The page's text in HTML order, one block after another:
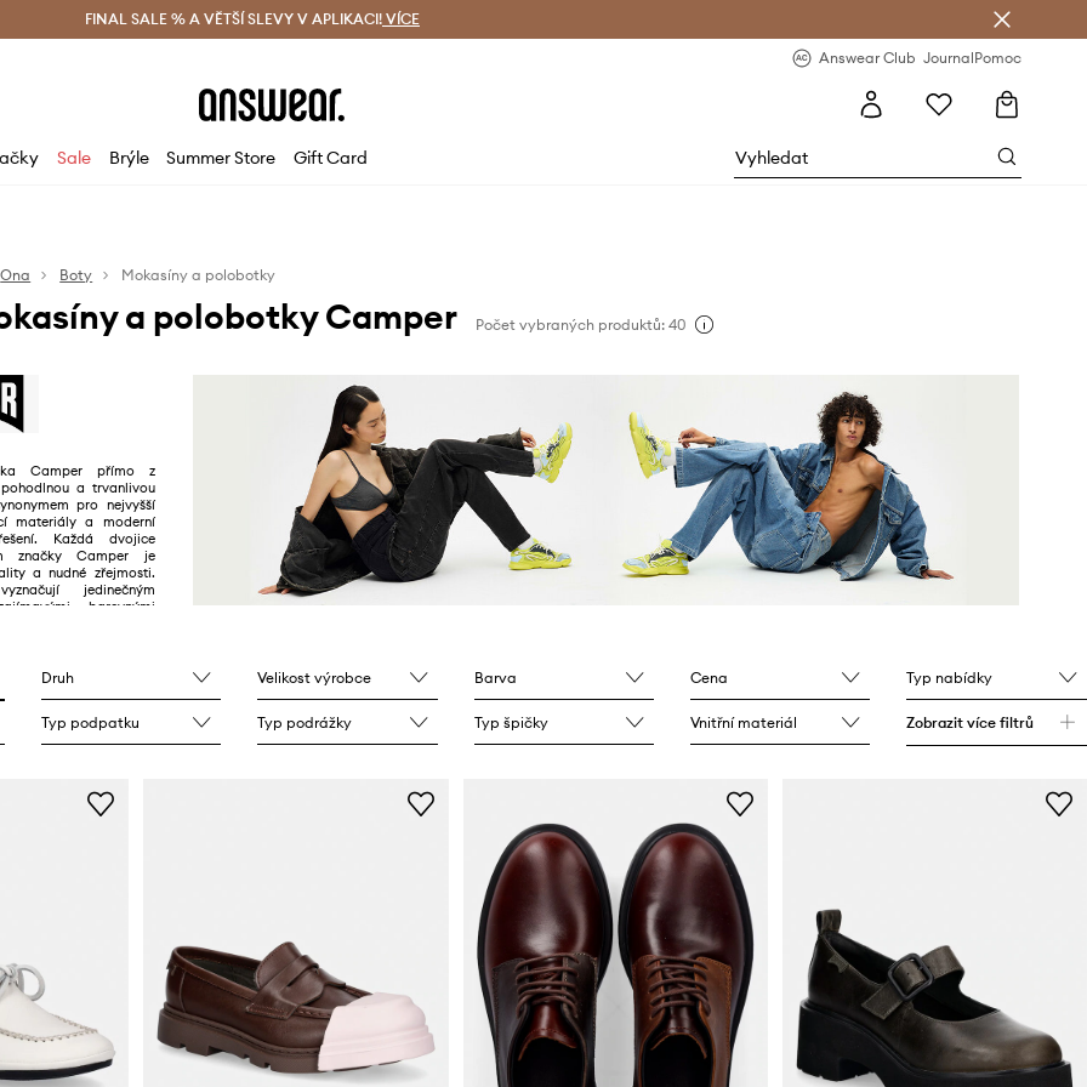
zdarma (od 1800 Kč) Doručení i do 24 h
FINAL SALE % A VĚTŠÍ SLEVY V APLIKACI! VÍCE
Answear Club JournalPomoc
Sale Brýle Summer Store Gift Card
Ona Boty Mokasíny a polobotky
a polobotky Camper Počet vybraných produktů: 40
Camper přímo z
a trvanlivou
pro nejvyšší
materiály a moderní
Každá dvojice
značky Camper je
a nudné zřejmosti.
jedinečným
barevnými
Druh Velikost výrobce Barva Cena Typ nabídky
Typ podpatku Typ podrážky Typ špičky Vnitřní materiál Zobrazit více filtrů